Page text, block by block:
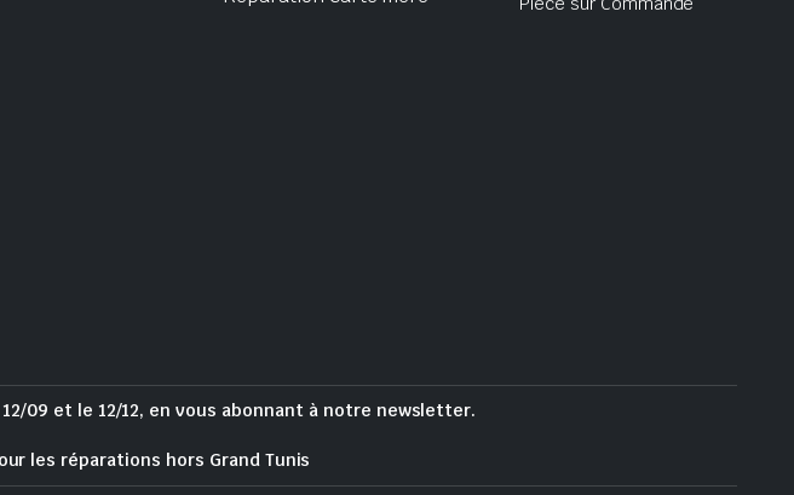
09 et le 12/12, en vous abonnant à notre newsletter.
les réparations hors Grand Tunis